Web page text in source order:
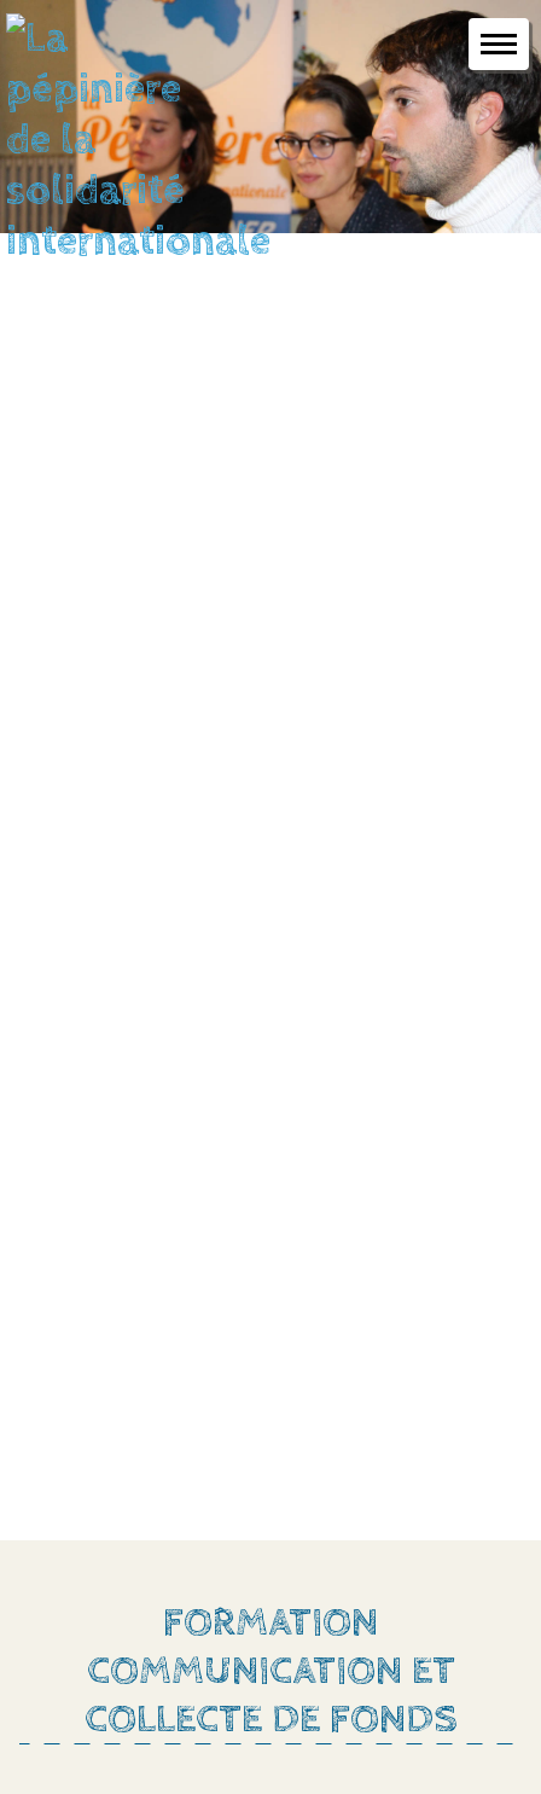
FORMATION
COMMUNICATION ET
COLLECTE DE FONDS